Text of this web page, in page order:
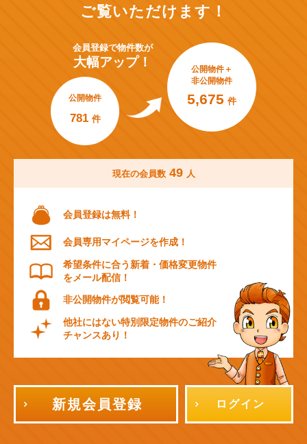
ご覧いただけます！
会員登録で物件数が
大幅アップ！
公開物件
781 件
公開物件＋
非公開物件
5,675 件
現在の会員数 49 人
会員登録は無料！
会員専用マイページを作成！
希望条件に合う新着・価格変更物件
をメール配信！
非公開物件が閲覧可能！
他社にはない特別限定物件のご紹介
チャンスあり！
新規会員登録 ログイン